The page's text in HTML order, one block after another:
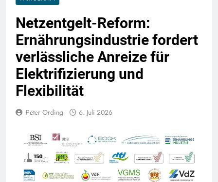
Netzentgelt-Reform:
Ernährungsindustrie fordert
verlässliche Anreize für
Elektrifizierung und
Flexibilität
Peter Ording 6. Juli 2026